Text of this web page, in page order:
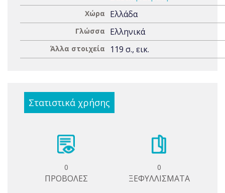
Χώρα Ελλάδα
Γλώσσα Ελληνικά
Άλλα στοιχεία 119 σ., εικ.
Στατιστικά χρήσης
0
ΠΡΟΒΟΛΕΣ
0
ΞΕΦΥΛΛΙΣΜΑΤΑ